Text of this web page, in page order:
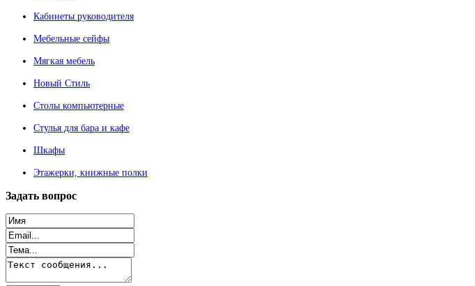
Кабинеты руководителя
Мебельные сейфы
Мягкая мебель
Новый Стиль
Столы компьютерные
Стулья для бара и кафе
Шкафы
Этажерки, книжные полки
Задать вопрос